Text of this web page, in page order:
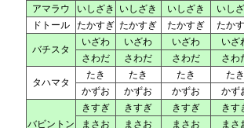
アマラウ
いしざき いしざき いしざき
いし
ドトール
たかすぎ たかすぎ たかすぎ たか
バチスタ
いざわ いざわ いざわ
いざ
さわだ
さわだ さわだ さわ
タハマタ
たき たき たき
たき
かずお
かずお かずお かず
バビントン
きすぎ きすぎ きすぎ
きす
まさお
まさお まさお
まさ